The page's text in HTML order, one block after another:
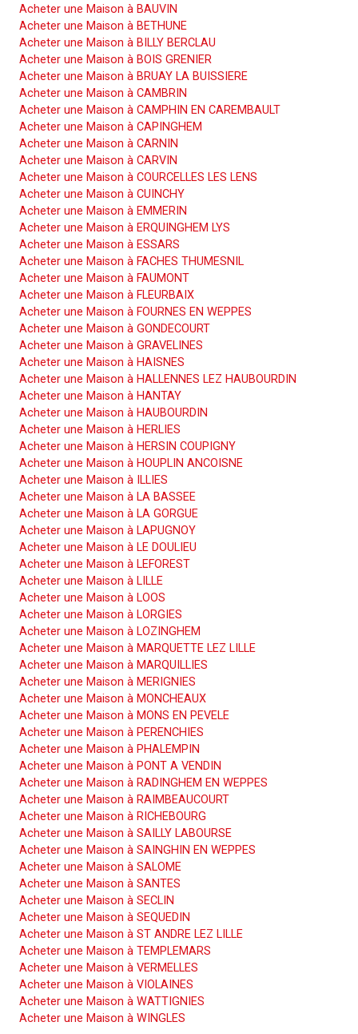
Acheter une Maison à BAUVIN
Acheter une Maison à BETHUNE
Acheter une Maison à BILLY BERCLAU
Acheter une Maison à BOIS GRENIER
Acheter une Maison à BRUAY LA BUISSIERE
Acheter une Maison à CAMBRIN
Acheter une Maison à CAMPHIN EN CAREMBAULT
Acheter une Maison à CAPINGHEM
Acheter une Maison à CARNIN
Acheter une Maison à CARVIN
Acheter une Maison à COURCELLES LES LENS
Acheter une Maison à CUINCHY
Acheter une Maison à EMMERIN
Acheter une Maison à ERQUINGHEM LYS
Acheter une Maison à ESSARS
Acheter une Maison à FACHES THUMESNIL
Acheter une Maison à FAUMONT
Acheter une Maison à FLEURBAIX
Acheter une Maison à FOURNES EN WEPPES
Acheter une Maison à GONDECOURT
Acheter une Maison à GRAVELINES
Acheter une Maison à HAISNES
Acheter une Maison à HALLENNES LEZ HAUBOURDIN
Acheter une Maison à HANTAY
Acheter une Maison à HAUBOURDIN
Acheter une Maison à HERLIES
Acheter une Maison à HERSIN COUPIGNY
Acheter une Maison à HOUPLIN ANCOISNE
Acheter une Maison à ILLIES
Acheter une Maison à LA BASSEE
Acheter une Maison à LA GORGUE
Acheter une Maison à LAPUGNOY
Acheter une Maison à LE DOULIEU
Acheter une Maison à LEFOREST
Acheter une Maison à LILLE
Acheter une Maison à LOOS
Acheter une Maison à LORGIES
Acheter une Maison à LOZINGHEM
Acheter une Maison à MARQUETTE LEZ LILLE
Acheter une Maison à MARQUILLIES
Acheter une Maison à MERIGNIES
Acheter une Maison à MONCHEAUX
Acheter une Maison à MONS EN PEVELE
Acheter une Maison à PERENCHIES
Acheter une Maison à PHALEMPIN
Acheter une Maison à PONT A VENDIN
Acheter une Maison à RADINGHEM EN WEPPES
Acheter une Maison à RAIMBEAUCOURT
Acheter une Maison à RICHEBOURG
Acheter une Maison à SAILLY LABOURSE
Acheter une Maison à SAINGHIN EN WEPPES
Acheter une Maison à SALOME
Acheter une Maison à SANTES
Acheter une Maison à SECLIN
Acheter une Maison à SEQUEDIN
Acheter une Maison à ST ANDRE LEZ LILLE
Acheter une Maison à TEMPLEMARS
Acheter une Maison à VERMELLES
Acheter une Maison à VIOLAINES
Acheter une Maison à WATTIGNIES
Acheter une Maison à WINGLES